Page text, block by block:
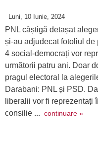
Luni, 10 Iunie, 2024
PNL câștigă detașat
și-au adjudecat fotoliul
4 social-democrați vor
următorii patru ani. Doar
pragul electoral la
Darabani: PNL și PSD.
liberalii vor fi
consilie ... continuare »